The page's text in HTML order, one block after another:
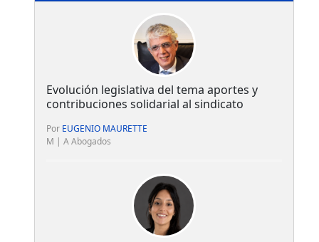
Evolución legislativa del tema aportes y
contribuciones solidarial al sindicato
Por EUGENIO MAURETTE
M | A Abogados